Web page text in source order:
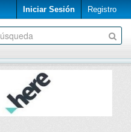
Iniciar Sesión Registro